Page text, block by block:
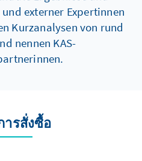
externer Expertinnen
Kurzanalysen von rund
nennen KAS-
รสั่งซื้อ